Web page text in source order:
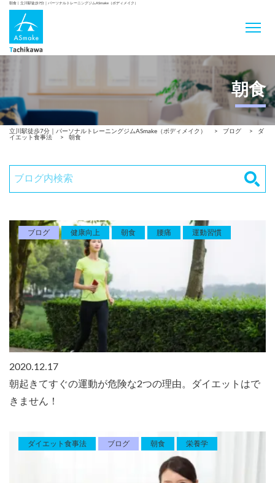
朝食 | 立川駅徒歩7分｜パーソナルトレーニングジムASmake（ボディメイク）
朝食
立川駅徒歩7分｜パーソナルトレーニングジムASmake（ボディメイク） > ブログ >
ダ
イエット食事法
> 朝食
ブログ 健康向上 朝食 腰痛 運動習慣
2020.12.17
朝起きてすぐの運動が危険な2つの理由。ダイエットはで
きません！
ダイエット食事法 ブログ 朝食 栄養学